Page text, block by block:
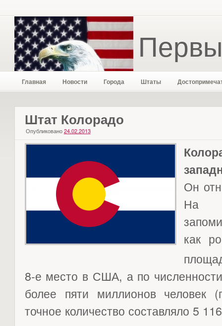
Главная Новости Города Штаты
Штат Колорадо
Опубликовано 24.02.2013
Он
На
как
8-е место в США, а по
более пяти миллионов
точное количество составляло 5